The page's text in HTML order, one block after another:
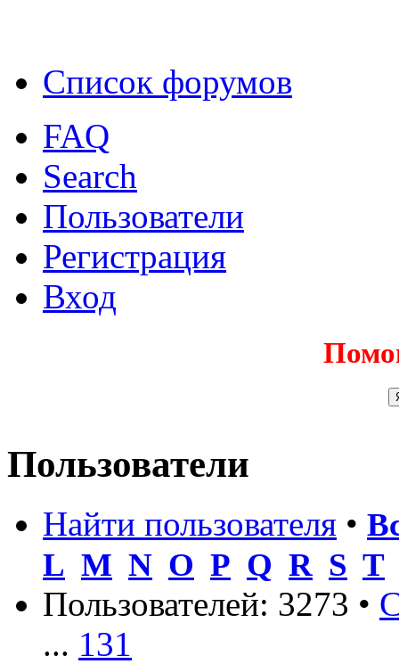
Список форумов
FAQ
Search
Пользователи
Регистрация
Вход
Пользователи
Найти пользователя •
L M N O P Q R S T
Пользователей: 3273 •
... 131